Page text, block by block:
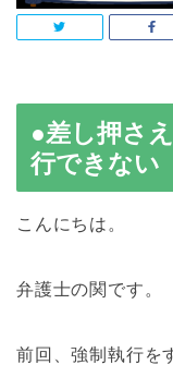
●差し押さ
行できない
こんにちは。
弁護士の関です。
前回、強制執行を